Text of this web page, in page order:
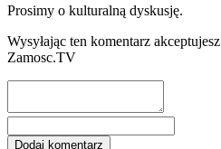
Prosimy o kulturalną dyskusję.
Wysyłając ten komentarz akceptujesz
Zamosc.TV